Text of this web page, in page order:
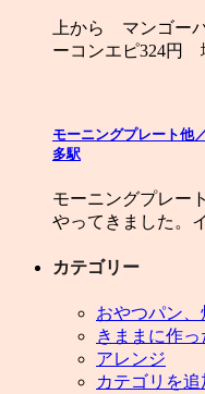
上から マンゴー
ーコンエピ324円
モーニングプレート他
多駅
モーニングプレー
やってきました。
カテゴリー
おやつパン
きままに作っ
アレンジ
カテゴリを追